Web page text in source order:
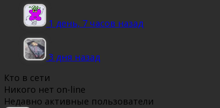
1 день, 7 часов назад
3 дня назад
Кто в сети
Никого нет on-line
Недавно активные пользователи